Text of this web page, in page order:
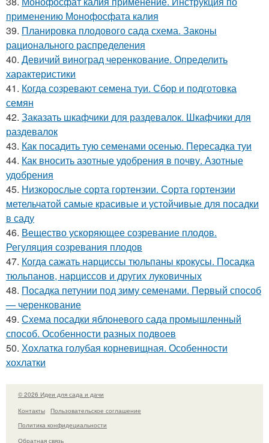
применению Монофосфата калия
39. Планировка плодового сада схема. Законы
рационального распределения
40. Девичий виноград черенкование. Определить
характеристики
41. Когда созревают семена туи. Сбор и подготовка
семян
42. Заказать шкафчики для раздевалок. Шкафчики для
раздевалок
43. Как посадить тую семенами осенью. Пересадка туи
44. Как вносить азотные удобрения в почву. Азотные
удобрения
45. Низкорослые сорта гортензии. Сорта гортензии
метельчатой самые красивые и устойчивые для посадки
в саду
46. Вещество ускоряющее созревание плодов.
Регуляция созревания плодов
47. Когда сажать нарциссы тюльпаны крокусы. Посадка
тюльпанов, нарциссов и других луковичных
48. Посадка петунии под зиму семенами. Первый способ
— черенкование
49. Схема посадки яблоневого сада промышленный
способ. Особенности разных подвоев
50. Хохлатка голубая корневищная. Особенности
хохлатки
© 2026 Идеи для сада и дачи
Контакты
Пользовательское соглашение
Политика конфидециальности
Обратная связь